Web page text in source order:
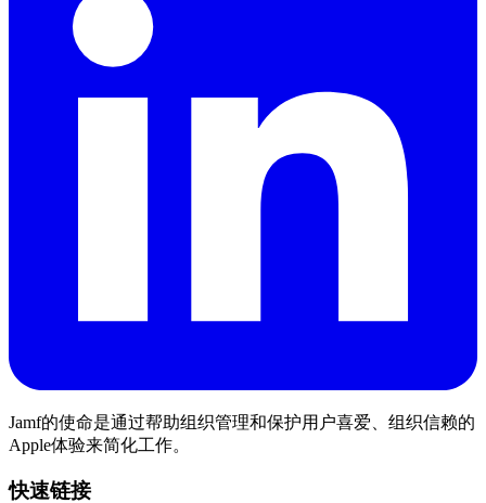
Jamf的使命是通过帮助组织管理和保护用户喜爱、组织信赖的
Apple体验来简化工作。
快速链接